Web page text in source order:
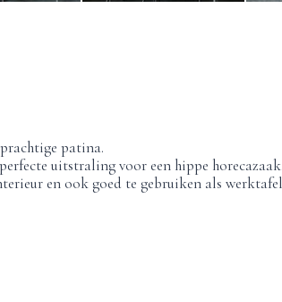
patina.
uitstraling voor een hippe
en ook goed te gebruiken als